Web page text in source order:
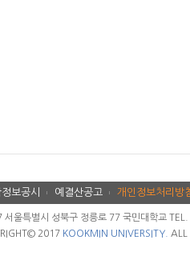
보공시 예결산공고 개인정보처리방
서울특별시 성북구 정릉로 77 국민대학교
2017 KOOKMIN UNIVERSITY. ALL